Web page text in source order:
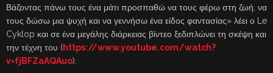
Βάζοντας πάνω τους ένα μάτι προσπαθώ να τους φέρω στη ζωή, να
τους δώσω μια ψυχή και να γεννήσω ένα είδος φαντασίας» λέει ο Le
Cyklop και σε ένα μεγάλης διάρκειας βίντεο ξεδιπλώνει τη σκέψη και
την τέχνη του (https://www.youtube.com/watch?
v=fjBFZaAQAuo).